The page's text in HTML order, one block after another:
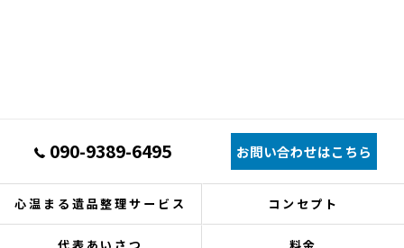
090-9389-6495 お問い合わせはこちら
心温まる遺品整理サービス コンセプト